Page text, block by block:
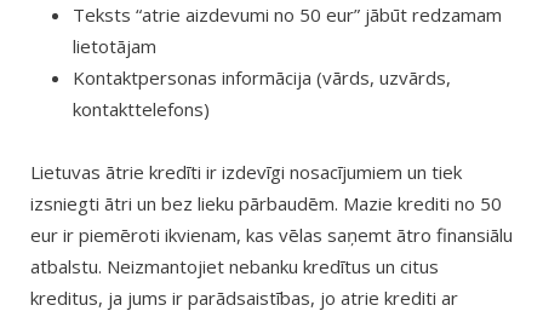
Teksts “atrie aizdevumi no 50 eur” jābūt redzamam
lietotājam
Kontaktpersonas informācija (vārds, uzvārds,
kontakttelefons)
Lietuvas ātrie kredīti ir izdevīgi nosacījumiem un tiek
izsniegti ātri un bez lieku pārbaudēm. Mazie krediti no 50
eur ir piemēroti ikvienam, kas vēlas saņemt ātro finansiālu
atbalstu. Neizmantojiet nebanku kredītus un citus
kreditus, ja jums ir parādsaistības, jo atrie krediti ar